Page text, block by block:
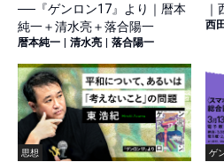
──『ゲンロン17』より｜暦本
純一＋清水亮＋落合陽一
暦本純一 清水亮 落合陽一
西
思想 ゲ